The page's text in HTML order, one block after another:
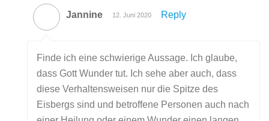
Jannine 12. Juni 2020 Reply
Finde ich eine schwierige Aussage. Ich glaube,
dass Gott Wunder tut. Ich sehe aber auch, dass
diese Verhaltensweisen nur die Spitze des
Eisbergs sind und betroffene Personen auch nach